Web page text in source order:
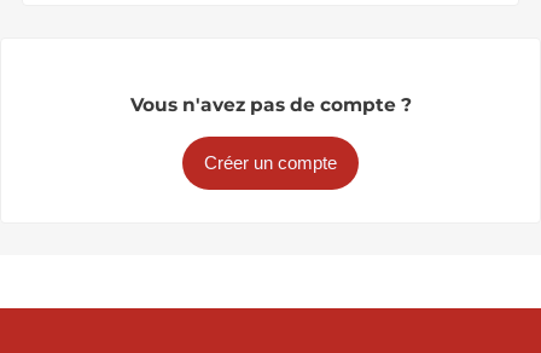
Vous n'avez pas de compte ?
Créer un compte